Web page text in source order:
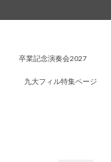
卒業記念演奏会2027
九大フィル特集ページ